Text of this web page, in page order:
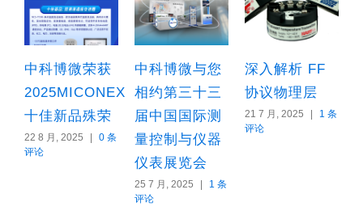
中科博微荣获
2025MICONEX
十佳新品殊荣
22 8 月, 2025 |
0 条
评论
中科博微与您
相约第三十三
届中国国际测
量控制与仪器
仪表展览会
25 7 月, 2025 |
1 条
评论
深入解析 FF
协议物理层
21 7 月, 2025 |
1 条
评论